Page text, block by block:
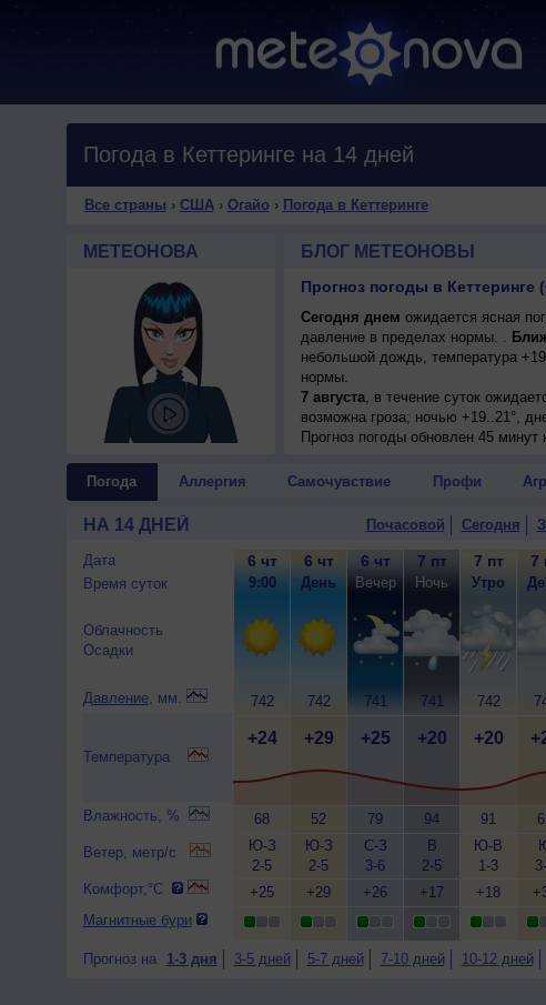
Погода в Кеттеринге на 14 дней
Все страны › США› Огайо › Погода в Кеттеринге
МЕТЕОНОВА БЛОГ МЕТЕОНОВЫ
Прогноз погоды в
Сегодня днем ожидается ясная
давление в пределах нормы. .
небольшой дождь, температура
нормы.
7 августа, в течение суток
возможна гроза; ночью +19..21°,
Прогноз погоды обновлен 45 минут
Погода Аллергия Самочувствие Профи
НА 14 ДНЕЙ Почасовой Сегодня
Дата
Время суток
Облачность
Осадки
Давление, мм.
Температура
Влажность, %
Ветер, метр/с
Комфорт,°C
Магнитные бури
6 чт
9:00
742
+24
68
Ю-З
2-5
+25
6 чт
День
742
+29
52
Ю-З
2-5
+29
6 чт
Вечер
741
+25
79
С-З
3-6
+26
7 пт
Ночь
741
+20
94
В
2-5
+17
7 пт
Утро
742
+20
91
Ю-В
1-3
+18
7
Прогноз на 1-3 дня 3-5 дней 5-7 дней 7-10 дней 10-12 дней